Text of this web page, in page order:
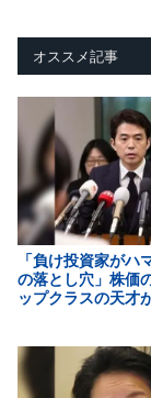
オススメ記事
「負け投資家がハ
の落とし穴」株価
ップクラスの天才